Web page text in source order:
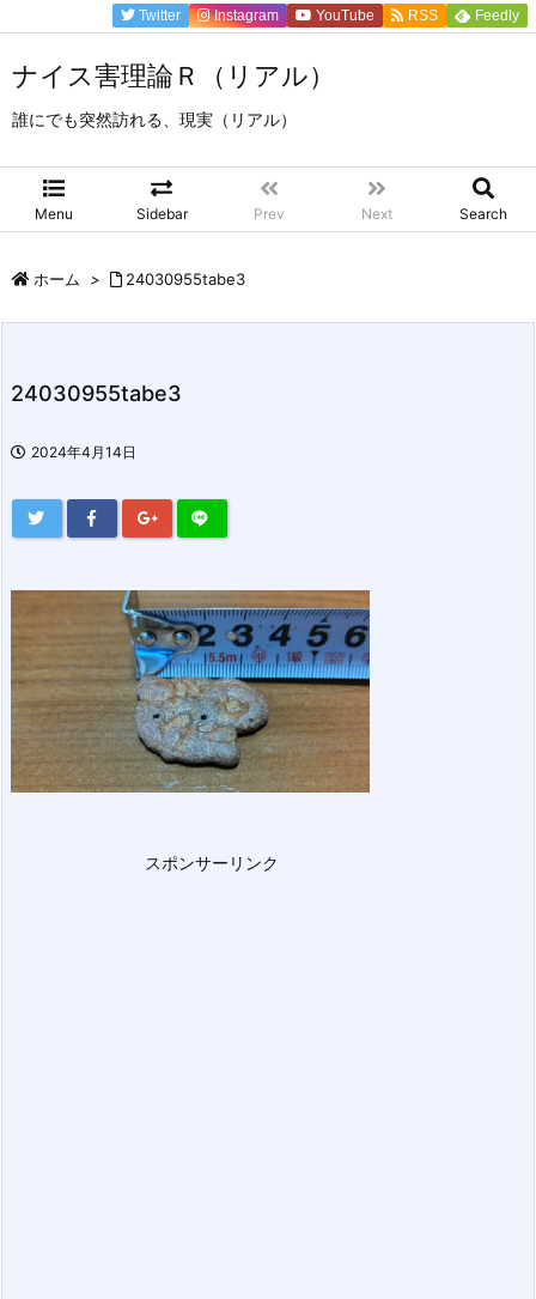
ナイス害理論Ｒ（リアル）
誰にでも突然訪れる、現実（リアル）
Menu Sidebar Prev Next Search
Twitter Instagram YouTube RSS Feedly
ホーム > 24030955tabe3
24030955tabe3
2024年4月14日
スポンサーリンク